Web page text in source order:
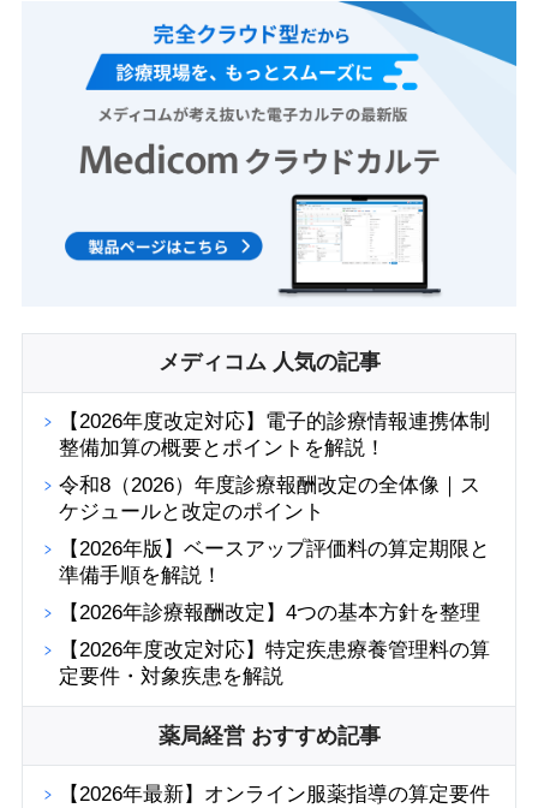
メディコム 人気の記事
【2026年度改定対応】電子的診療情報連携体制
整備加算の概要とポイントを解説！
令和8（2026）年度診療報酬改定の全体像｜ス
ケジュールと改定のポイント
【2026年版】ベースアップ評価料の算定期限と
準備手順を解説！
【2026年診療報酬改定】4つの基本方針を整理
【2026年度改定対応】特定疾患療養管理料の算
定要件・対象疾患を解説
薬局経営 おすすめ記事
【2026年最新】オンライン服薬指導の算定要件